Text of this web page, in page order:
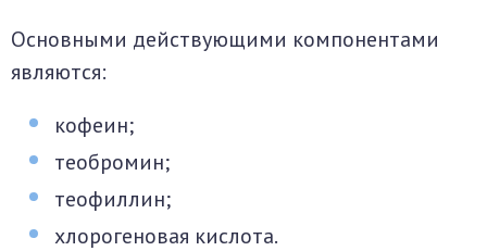
Основными действующими компонентами
являются:
кофеин;
теобромин;
теофиллин;
хлорогеновая кислота.